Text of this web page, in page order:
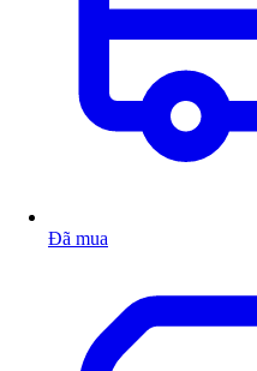
Đã mua